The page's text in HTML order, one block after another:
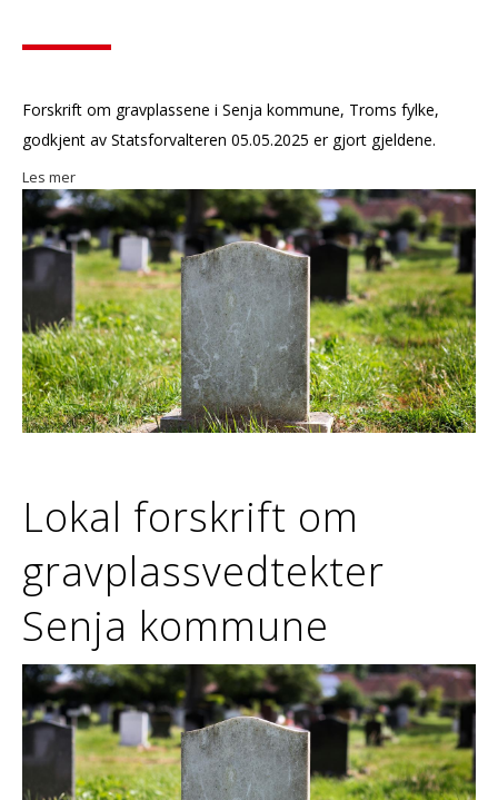
Forskrift om gravplassene i Senja kommune, Troms fylke,
godkjent av Statsforvalteren 05.05.2025 er gjort gjeldene.
Les mer
Lokal forskrift om
gravplassvedtekter
Senja kommune